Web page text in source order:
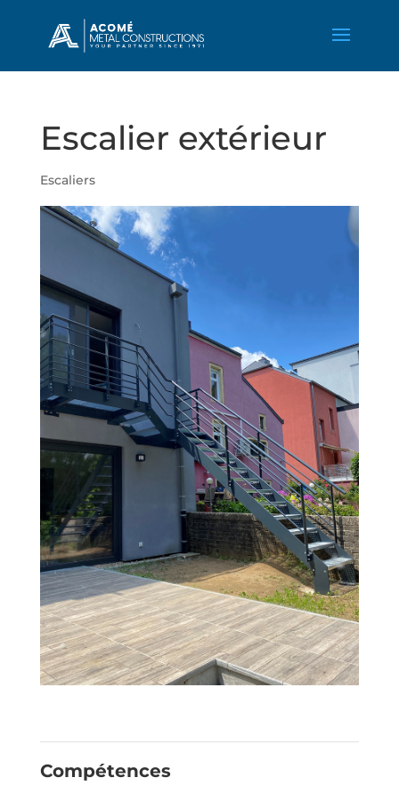
Escalier extérieur
Escaliers
Compétences